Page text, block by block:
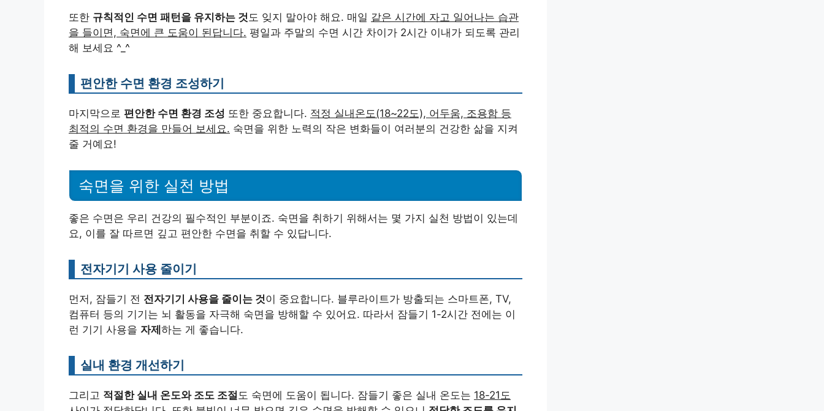
또한 규칙적인 수면 패턴을 유지하는 것 도 잊지 말아야 해요. 매일 같은 시간에 자고 일어나는 습관
을 들이면, 숙면에 큰 도움이 된답니다. 평일과 주말의 수면 시간 차이가 2시간 이내가 되도록 관리
해 보세요 ^_^
편안한 수면 환경 조성하기
마지막으로 편안한 수면 환경 조성 또한 중요합니다. 적정 실내온도(18~22도), 어두움, 조용함 등
최적의 수면 환경을 만들어 보세요. 숙면을 위한 노력의 작은 변화들이 여러분의 건강한 삶을 지켜
줄 거예요!
숙면을 위한 실천 방법
좋은 수면은 우리 건강의 필수적인 부분이죠. 숙면을 취하기 위해서는 몇 가지 실천 방법이 있는데
요, 이를 잘 따르면 깊고 편안한 수면을 취할 수 있답니다.
전자기기 사용 줄이기
먼저, 잠들기 전 전자기기 사용을 줄이는 것이 중요합니다. 블루라이트가 방출되는 스마트폰, TV,
컴퓨터 등의 기기는 뇌 활동을 자극해 숙면을 방해할 수 있어요. 따라서 잠들기 1-2시간 전에는 이
런 기기 사용을 자제하는 게 좋습니다.
실내 환경 개선하기
그리고 적절한 실내 온도와 조도 조절 도 숙면에 도움이 됩니다. 잠들기 좋은 실내 온도는 18-21도